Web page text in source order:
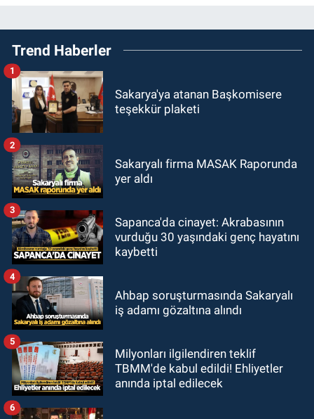
Trend Haberler
Sakarya'ya atanan Başkomisere
teşekkür plaketi
1
Sakaryalı firma MASAK Raporunda
yer aldı
2
Sapanca'da cinayet: Akrabasının
vurduğu 30 yaşındaki genç hayatını
kaybetti
3
Ahbap soruşturmasında Sakaryalı
iş adamı gözaltına alındı
4
Milyonları ilgilendiren teklif
TBMM'de kabul edildi! Ehliyetler
anında iptal edilecek
5
6